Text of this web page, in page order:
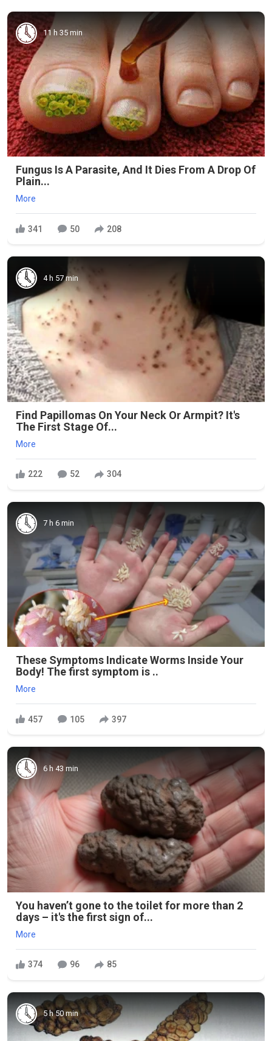
11 h 35 min
Fungus Is A Parasite, And It Dies From A Drop Of
Plain...
More
341 50 208
4 h 57 min
Find Papillomas On Your Neck Or Armpit? It's
The First Stage Of...
More
222 52 304
7 h 6 min
These Symptoms Indicate Worms Inside Your
Body! The first symptom is ..
More
457 105 397
6 h 43 min
You haven’t gone to the toilet for more than 2
days – it's the first sign of...
More
374 96 85
5 h 50 min